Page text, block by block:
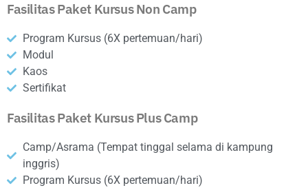
Fasilitas Paket Kursus Non Camp
Program Kursus (6X pertemuan/hari)
Modul
Kaos
Sertifikat
Fasilitas Paket Kursus Plus Camp
Camp/Asrama (Tempat tinggal selama di kampung
inggris)
Program Kursus (6X pertemuan/hari)